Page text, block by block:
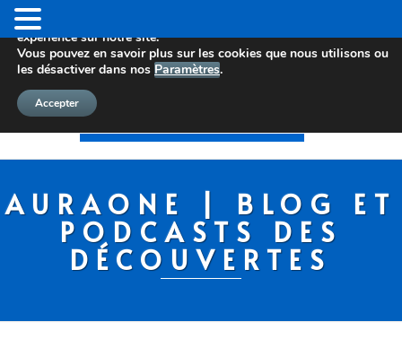
AURAONE | BLOG ET
PODCASTS DES
DÉCOUVERTES
Nous utilisons des cookies pour vous offrir la meilleure
expérience sur notre site.
Vous pouvez en savoir plus sur les cookies que nous utilisons ou
les désactiver dans nos Paramètres.
Accepter